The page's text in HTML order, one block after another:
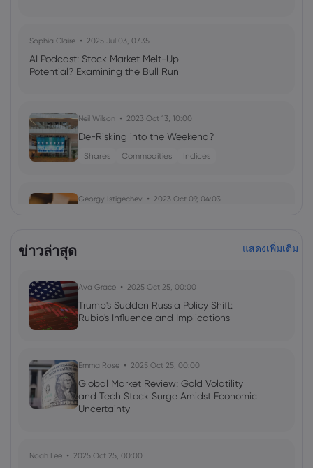
Sophia Claire 2025 Jul 03, 07:35
AI Podcast: Stock Market Melt-Up
Potential? Examining the Bull Run
Neil Wilson 2023 Oct 13, 10:00
De-Risking into the Weekend?
Shares Commodities Indices
Georgy Istigechev 2023 Oct 09, 04:03
ข่าวล่าสุด แสดงเพิ่มเติม
Ava Grace 2025 Oct 25, 00:00
Trump's Sudden Russia Policy Shift:
Rubio's Influence and Implications
Emma Rose 2025 Oct 25, 00:00
Global Market Review: Gold Volatility
and Tech Stock Surge Amidst Economic
Uncertainty
Noah Lee 2025 Oct 25, 00:00